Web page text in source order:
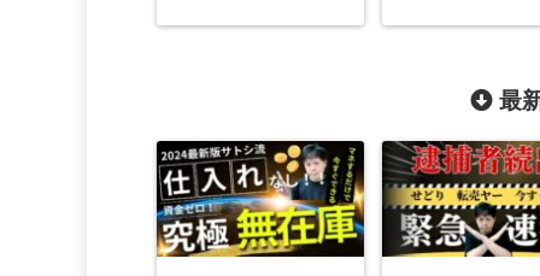
最